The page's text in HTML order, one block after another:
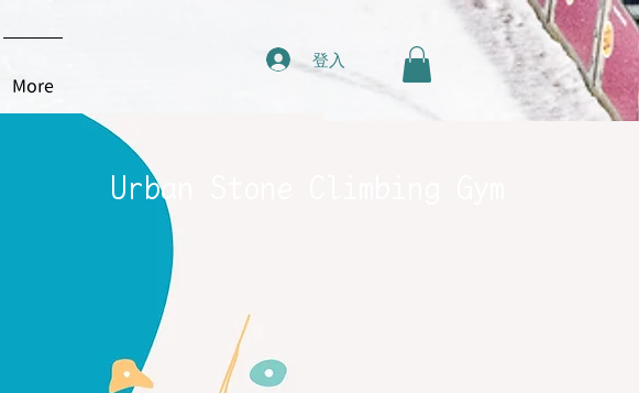
More
登入
Urban Stone Climbing Gym